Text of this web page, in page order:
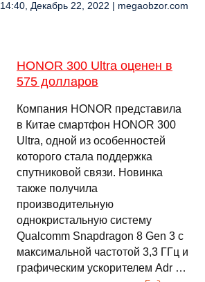
14:40, Декабрь 22, 2022 | megaobzor.com
HONOR 300 Ultra оценен в
575 долларов
Компания HONOR представила
в Китае смартфон HONOR 300
Ultra, одной из особенностей
которого стала поддержка
спутниковой связи. Новинка
также получила
производительную
однокристальную систему
Qualcomm Snapdragon 8 Gen 3 с
максимальной частотой 3,3 ГГц и
графическим ускорителем Adr …